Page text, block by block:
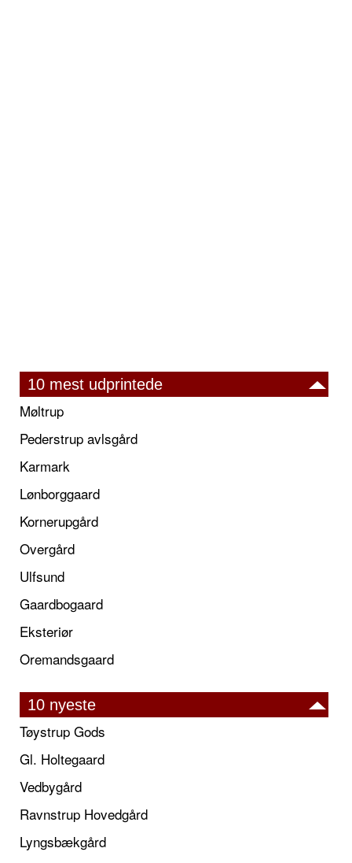
10 mest udprintede
Møltrup
Pederstrup avlsgård
Karmark
Lønborggaard
Kornerupgård
Overgård
Ulfsund
Gaardbogaard
Eksteriør
Oremandsgaard
10 nyeste
Tøystrup Gods
Gl. Holtegaard
Vedbygård
Ravnstrup Hovedgård
Lyngsbækgård